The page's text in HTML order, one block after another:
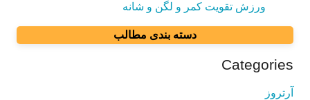
ورزش تقویت کمر و لگن و شانه
دسته بندی مطالب
Categories
آرتروز